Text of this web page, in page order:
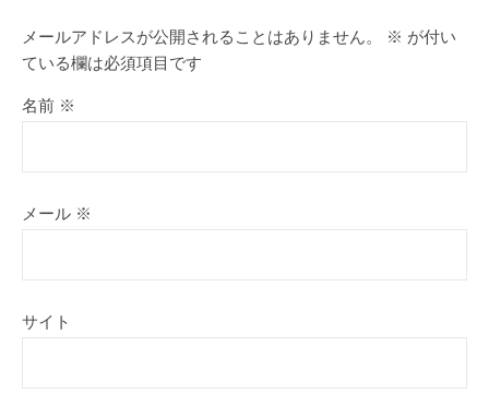
メールアドレスが公開されることはありません。 ※ が付い
ている欄は必須項目です
名前 ※
メール ※
サイト